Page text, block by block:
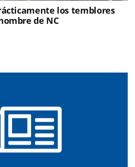
los temblores
de NC